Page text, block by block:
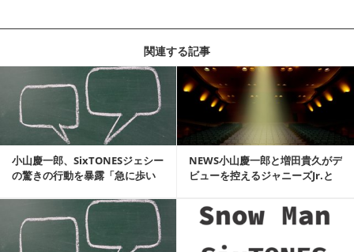
関連する記事
小山慶一郎、SixTONESジェシー
の驚きの行動を暴露「急に歩い
NEWS小山慶一郎と増田貴久がデ
ビューを控えるジャニーズJr.と
記事を読む
記事を読む